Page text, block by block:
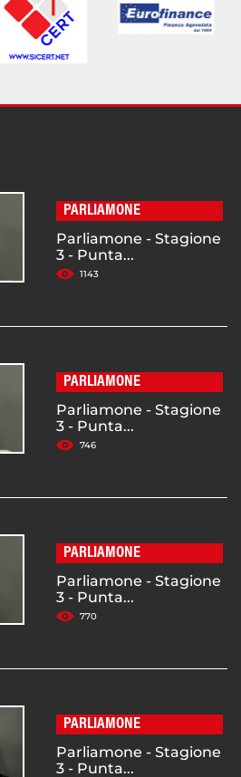
PARLIAMONE
Parliamone - Stagione
3 - Punta...
1143
PARLIAMONE
Parliamone - Stagione
3 - Punta...
746
PARLIAMONE
Parliamone - Stagione
3 - Punta...
770
PARLIAMONE
Parliamone - Stagione
3 - Punta...